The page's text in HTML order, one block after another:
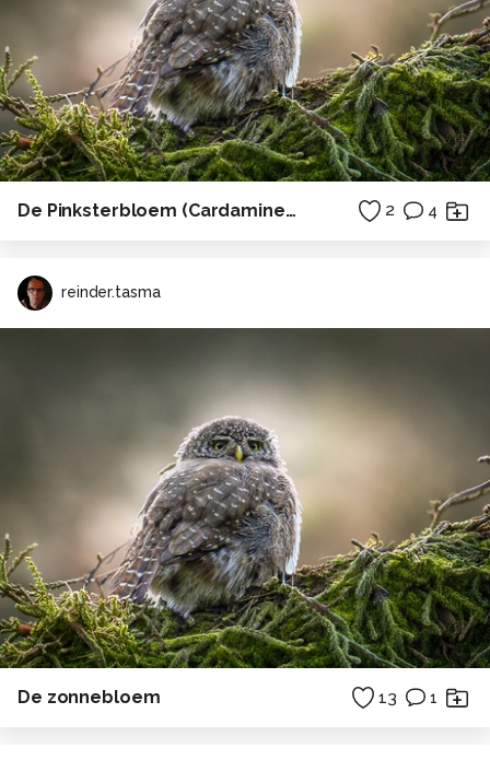
De Pinksterbloem (Cardamine pratensis) 2 4
reinder.tasma
De zonnebloem 13 1